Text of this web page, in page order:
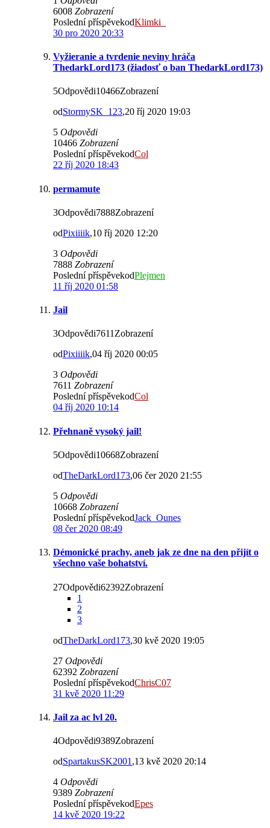
6008 Zobrazení
Poslední příspěvekodKlimki_
30 pro 2020 20:33
Vyžieranie a tvrdenie neviny hráča
ThedarkLord173 (žiadosť o ban ThedarkLord173)
5Odpovědi10466Zobrazení
odStormySK_123,20 říj 2020 19:03
5 Odpovědi
10466 Zobrazení
Poslední příspěvekodCol
22 říj 2020 18:43
permamute
3Odpovědi7888Zobrazení
odPixiiiik,10 říj 2020 12:20
3 Odpovědi
7888 Zobrazení
Poslední příspěvekodPlejmen
11 říj 2020 01:58
Jail
3Odpovědi7611Zobrazení
odPixiiiik,04 říj 2020 00:05
3 Odpovědi
7611 Zobrazení
Poslední příspěvekodCol
04 říj 2020 10:14
Přehnaně vysoký jail!
5Odpovědi10668Zobrazení
odTheDarkLord173,06 čer 2020 21:55
5 Odpovědi
10668 Zobrazení
Poslední příspěvekodJack_Ounes
08 čer 2020 08:49
Démonické prachy, aneb jak ze dne na den přijít o
všechno vaše bohatství.
27Odpovědi62392Zobrazení
1
2
3
odTheDarkLord173,30 kvě 2020 19:05
27 Odpovědi
62392 Zobrazení
Poslední příspěvekodChrisC07
31 kvě 2020 11:29
Jail za ac lvl 20.
4Odpovědi9389Zobrazení
odSpartakusSK2001 ,13 kvě 2020 20:14
4 Odpovědi
9389 Zobrazení
Poslední příspěvekodEpes
14 kvě 2020 19:22